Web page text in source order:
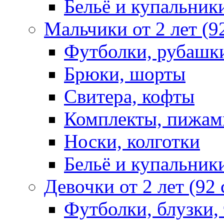
Бельё и
Мальчики от 2 лет
Футболки,
Брюки, шорты
Свитера, кофты
Комплекты,
Носки, колготки
Бельё и
Девочки от 2 лет
Футболки,